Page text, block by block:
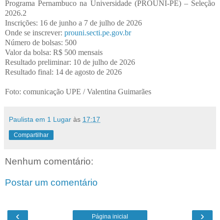
Programa Pernambuco na Universidade (PROUNI-PE) – Seleção
2026.2
Inscrições: 16 de junho a 7 de julho de 2026
Onde se inscrever: prouni.secti.pe.gov.br
Número de bolsas: 500
Valor da bolsa: R$ 500 mensais
Resultado preliminar: 10 de julho de 2026
Resultado final: 14 de agosto de 2026
Foto: comunicação UPE / Valentina Guimarães
Paulista em 1 Lugar às 17:17
Compartilhar
Nenhum comentário:
Postar um comentário
‹ ›
Página inicial